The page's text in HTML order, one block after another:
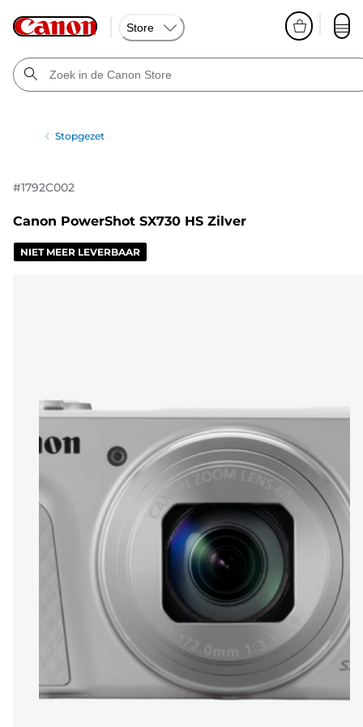
Store
Stopgezet
#1792C002
Canon PowerShot SX730 HS Zilver
NIET MEER LEVERBAAR